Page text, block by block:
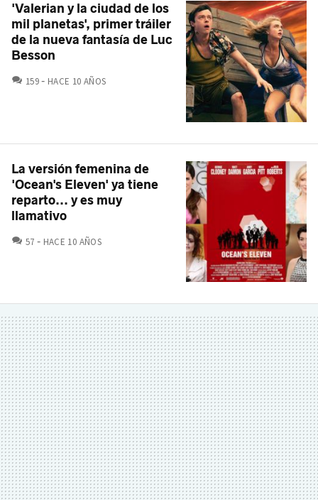
'Valerian y la ciudad de los
mil planetas', primer tráiler
de la nueva fantasía de Luc
Besson
159COMENTARIOS
HACE 10 AÑOS
La versión femenina de
'Ocean's Eleven' ya tiene
reparto... y es muy
llamativo
57 COMENTARIOS
HACE 10 AÑOS